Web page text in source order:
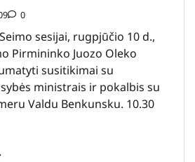
0
sesijai, rugpjūčio 10 d.,
Pirmininko Juozo Oleko
susitikimai su
ministrais ir pokalbis su
Valdu Benkunsku. 10.30